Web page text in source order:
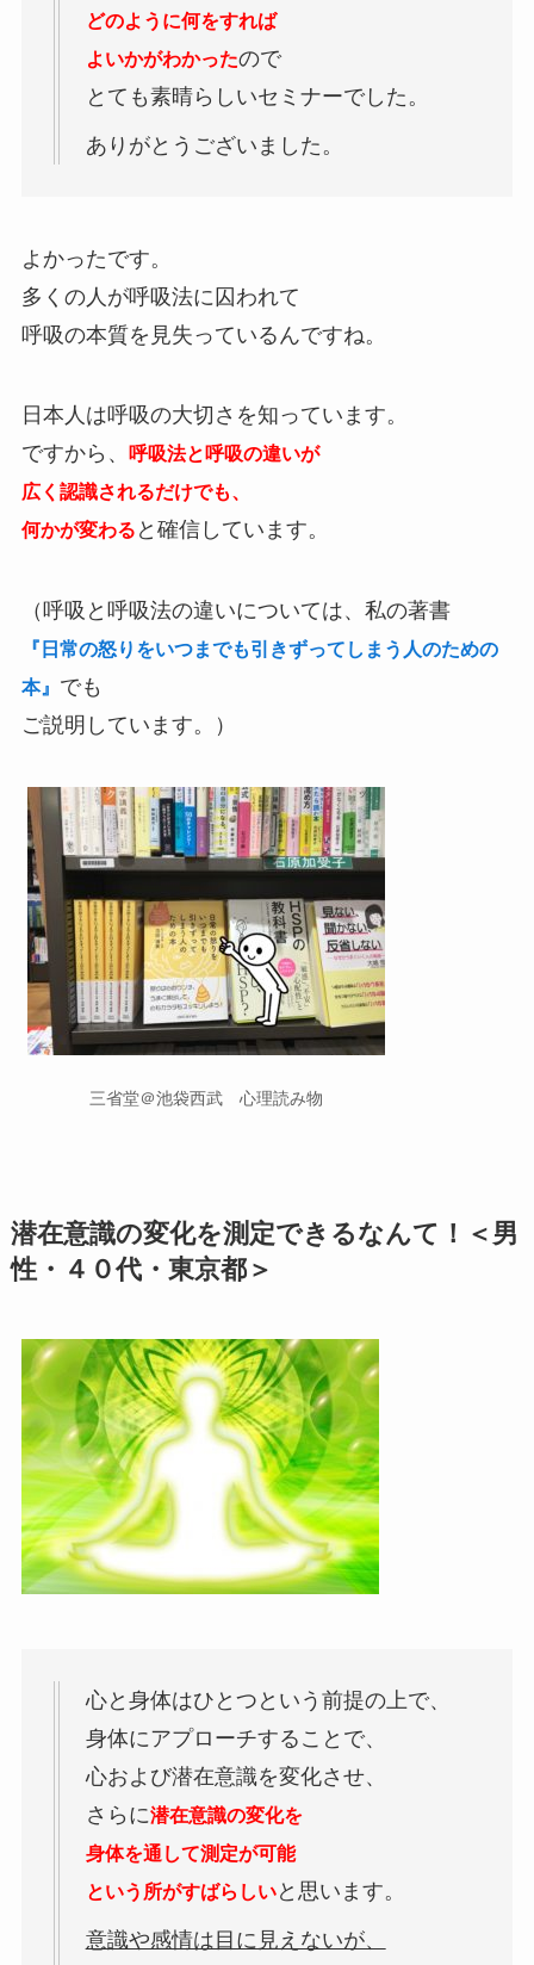
どのように何をすれば
よいかがわかったので
とても素晴らしいセミナーでした。
ありがとうございました。
よかったです。
多くの人が呼吸法に囚われて
呼吸の本質を見失っているんですね。
日本人は呼吸の大切さを知っています。
ですから、
呼吸法と呼吸の違いが
広く認識されるだけでも、
何かが変わる と確信しています。
（呼吸と呼吸法の違いについては、私の著書
『日常の怒りをいつまでも引きずってしまう人のための
本』 でも
ご説明しています。）
三省堂＠池袋西武 心理読み物
潜在意識の変化を測定できるなんて！＜男
性・４０代・東京都＞
心と身体はひとつという前提の上で、
身体にアプローチすることで、
心および潜在意識を変化させ、
さらに潜在意識の変化を
身体を通して測定が可能
という所がすばらしいと思います。
意識や感情は目に見えないが、